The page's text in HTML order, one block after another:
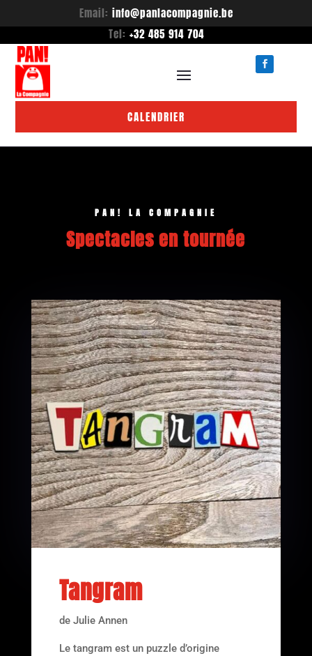
Email: info@panlacompagnie.be
Tel: +32 485 914 704
CALENDRIER
PAN! LA COMPAGNIE
Spectacles en tournée
Tangram
de Julie Annen
Le tangram est un puzzle d’origine